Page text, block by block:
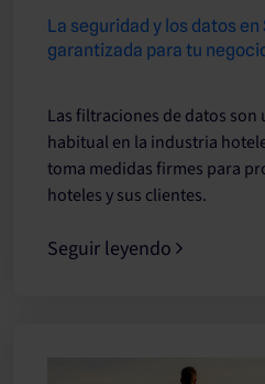
La seguridad y los datos
garantizada para tu
Las filtraciones de datos son
habitual en la industria
toma medidas firmes para
hoteles y sus clientes.
Seguir leyendo